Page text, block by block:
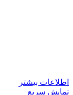
اطلاعات بیشتر
نمایش سریع